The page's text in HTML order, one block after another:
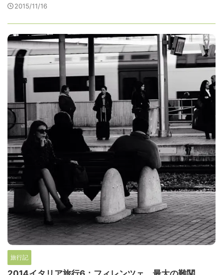
2015/11/16
旅行記